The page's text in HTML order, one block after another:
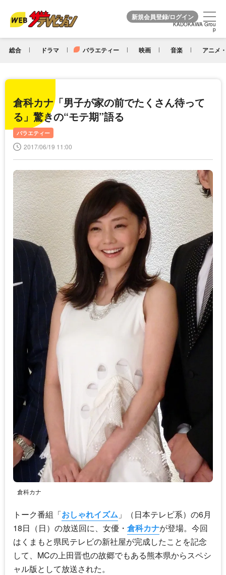
KADOKAWA Grou
p
総合 ドラマ バラエティー 映画 音楽 アニメ
KADOKAWA Grou
p
倉科カナ「男子が家の前でたくさん待って
る」驚きの“モテ期”語る
バラエティー
2017/06/19 11:00
倉科カナ
トーク番組「おしゃれイズム 」（日本テレビ系）の6月
18日（日）の放送回に、女優・ 倉科カナが登場。今回
はくまもと県民テレビの新社屋が完成したことを記念
して、MCの上田晋也の故郷でもある熊本県からスペシ
ャル版として放送された。